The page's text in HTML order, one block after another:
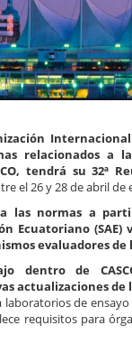
relacionados a
tendrá su 32ª
el 26 y 28 de abril de
las normas a
Ecuatoriano
evaluadores
dentro de
actualizaciones de
de
requisitos para